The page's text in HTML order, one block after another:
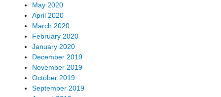
May 2020
April 2020
March 2020
February 2020
January 2020
December 2019
November 2019
October 2019
September 2019